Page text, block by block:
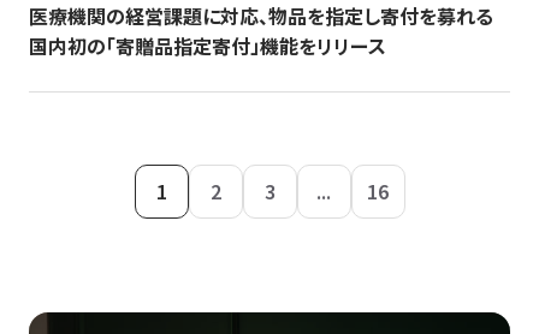
医療機関の経営課題に対応、物品を指定し寄付を募れる
国内初の「寄贈品指定寄付」機能をリリース
1 2 3 ... 16